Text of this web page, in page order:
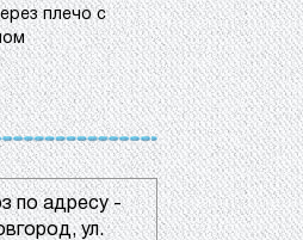
плечо с
по адресу -
ул.